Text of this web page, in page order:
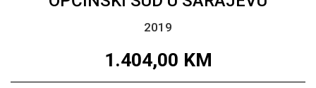
2019
1.404,00 KM